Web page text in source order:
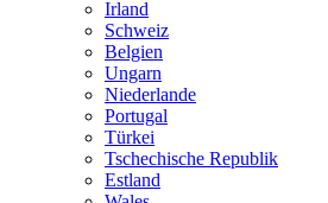
Irland
Schweiz
Belgien
Ungarn
Niederlande
Portugal
Türkei
Tschechische Republik
Estland